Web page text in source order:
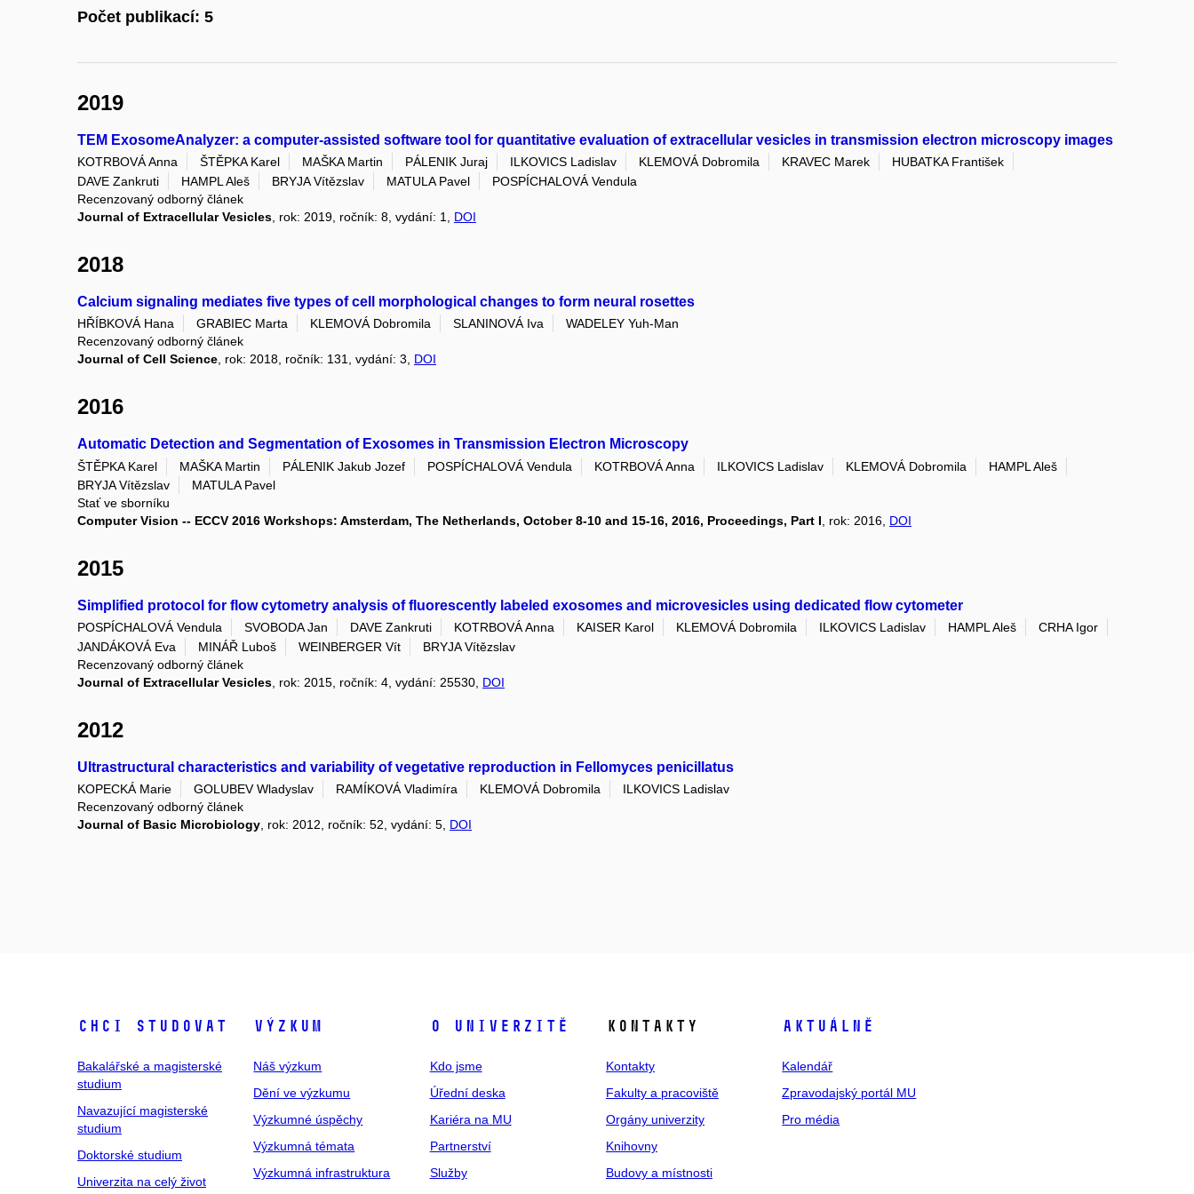
Počet publikací: 5
2019
TEM ExosomeAnalyzer: a computer-assisted software tool for quantitative evaluation of extracellular vesicles in transmission electron microscopy images
KOTRBOVÁ Anna ŠTĚPKA Karel MAŠKA Martin PÁLENIK Juraj ILKOVICS Ladislav KLEMOVÁ Dobromila KRAVEC Marek
HUBATKA František
DAVE Zankruti
HAMPL Aleš BRYJA Vítězslav MATULA Pavel
POSPÍCHALOVÁ Vendula
Recenzovaný odborný článek
Journal of Extracellular Vesicles , rok: 2019, ročník: 8, vydání: 1, DOI
2018
Calcium signaling mediates five types of cell morphological changes to form neural rosettes
HŘÍBKOVÁ Hana GRABIEC Marta KLEMOVÁ Dobromila SLANINOVÁ Iva
WADELEY Yuh-Man
Recenzovaný odborný článek
Journal of Cell Science , rok: 2018, ročník: 131, vydání: 3, DOI
2016
Automatic Detection and Segmentation of Exosomes in Transmission Electron Microscopy
ŠTĚPKA Karel MAŠKA Martin PÁLENIK Jakub Jozef POSPÍCHALOVÁ Vendula KOTRBOVÁ Anna ILKOVICS Ladislav KLEMOVÁ Dobromila
HAMPL Aleš
BRYJA Vítězslav
MATULA Pavel
Stať ve sborníku
Computer Vision -- ECCV 2016 Workshops: Amsterdam, The Netherlands, October 8-10 and 15-16, 2016, Proceedings, Part I , rok: 2016, DOI
2015
Simplified protocol for flow cytometry analysis of fluorescently labeled exosomes and microvesicles using dedicated flow cytometer
POSPÍCHALOVÁ Vendula SVOBODA Jan DAVE Zankruti KOTRBOVÁ Anna KAISER Karol KLEMOVÁ Dobromila ILKOVICS Ladislav HAMPL Aleš
CRHA Igor
JANDÁKOVÁ Eva
MINÁŘ Luboš WEINBERGER Vít
BRYJA Vítězslav
Recenzovaný odborný článek
Journal of Extracellular Vesicles , rok: 2015, ročník: 4, vydání: 25530, DOI
2012
Ultrastructural characteristics and variability of vegetative reproduction in Fellomyces penicillatus
KOPECKÁ Marie GOLUBEV Wladyslav RAMÍKOVÁ Vladimíra KLEMOVÁ Dobromila
ILKOVICS Ladislav
Recenzovaný odborný článek
Journal of Basic Microbiology, rok: 2012, ročník: 52, vydání: 5, DOI
Chci studovat
Bakalářské a magisterské
studium
Navazující magisterské
studium
Doktorské studium
Univerzita na celý život
Výzkum
Náš výzkum
Dění ve výzkumu
Výzkumné úspěchy
Výzkumná témata
Výzkumná infrastruktura
O univerzitě
Kdo jsme
Úřední deska
Kariéra na MU
Partnerství
Služby
Kontakty
Kontakty
Fakulty a pracoviště
Orgány univerzity
Knihovny
Budovy a místnosti
Aktuálně
Kalendář
Zpravodajský portál MU
Pro média